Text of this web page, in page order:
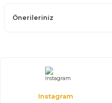
Önerileriniz
Instagram